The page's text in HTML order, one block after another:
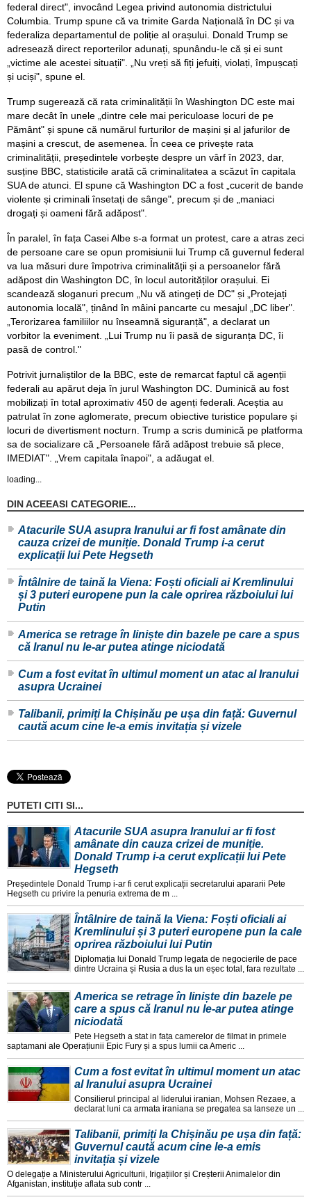
federal direct", invocând Legea privind autonomia districtului
Columbia. Trump spune că va trimite Garda Națională în DC și va
federaliza departamentul de poliție al orașului. Donald Trump se
adresează direct reporterilor adunați, spunându-le că și ei sunt
„victime ale acestei situații". „Nu vreți să fiți jefuiți, violați, împușcați
și uciși", spune el.
Trump sugerează că rata criminalității în Washington DC este mai
mare decât în unele „dintre cele mai periculoase locuri de pe
Pământ" și spune că numărul furturilor de mașini și al jafurilor de
mașini a crescut, de asemenea. În ceea ce privește rata
criminalității, președintele vorbește despre un vârf în 2023, dar,
susține BBC, statisticile arată că criminalitatea a scăzut în capitala
SUA de atunci. El spune că Washington DC a fost „cucerit de bande
violente și criminali însetați de sânge", precum și de „maniaci
drogați și oameni fără adăpost".
În paralel, în fața Casei Albe s-a format un protest, care a atras zeci
de persoane care se opun promisiunii lui Trump că guvernul federal
va lua măsuri dure împotriva criminalității și a persoanelor fără
adăpost din Washington DC, în locul autorităților orașului. Ei
scandează sloganuri precum „Nu vă atingeți de DC" și „Protejați
autonomia locală", ținând în mâini pancarte cu mesajul „DC liber".
„Terorizarea familiilor nu înseamnă siguranță", a declarat un
vorbitor la eveniment. „Lui Trump nu îi pasă de siguranța DC, îi
pasă de control."
Potrivit jurnaliștilor de la BBC, este de remarcat faptul că agenții
federali au apărut deja în jurul Washington DC. Duminică au fost
mobilizați în total aproximativ 450 de agenți federali. Aceștia au
patrulat în zone aglomerate, precum obiective turistice populare și
locuri de divertisment nocturn. Trump a scris duminică pe platforma
sa de socializare că „Persoanele fără adăpost trebuie să plece,
IMEDIAT". „Vrem capitala înapoi", a adăugat el.
loading...
DIN ACEEASI CATEGORIE...
Atacurile SUA asupra Iranului ar fi fost amânate din
cauza crizei de muniție. Donald Trump i-a cerut
explicații lui Pete Hegseth
Întâlnire de taină la Viena: Foști oficiali ai Kremlinului
și 3 puteri europene pun la cale oprirea războiului lui
Putin
America se retrage în liniște din bazele pe care a spus
că Iranul nu le-ar putea atinge niciodată
Cum a fost evitat în ultimul moment un atac al Iranului
asupra Ucrainei
Talibanii, primiți la Chișinău pe ușa din față: Guvernul
caută acum cine le-a emis invitația și vizele
PUTETI CITI SI...
Atacurile SUA asupra Iranului ar fi fost
amânate din cauza crizei de muniție.
Donald Trump i-a cerut explicații lui Pete
Hegseth
Președintele Donald Trump i-ar fi cerut explicații secretarului apararii Pete
Hegseth cu privire la penuria extrema de m ...
Întâlnire de taină la Viena: Foști oficiali ai
Kremlinului și 3 puteri europene pun la cale
oprirea războiului lui Putin
Diplomația lui Donald Trump legata de negocierile de pace
dintre Ucraina și Rusia a dus la un eșec total, fara rezultate ...
America se retrage în liniște din bazele pe
care a spus că Iranul nu le-ar putea atinge
niciodată
Pete Hegseth a stat in fața camerelor de filmat in primele
saptamani ale Operațiunii Epic Fury și a spus lumii ca Americ ...
Cum a fost evitat în ultimul moment un atac
al Iranului asupra Ucrainei
Consilierul principal al liderului iranian, Mohsen Rezaee, a
declarat luni ca armata iraniana se pregatea sa lanseze un ...
Talibanii, primiți la Chișinău pe ușa din față:
Guvernul caută acum cine le-a emis
invitația și vizele
O delegație a Ministerului Agriculturii, Irigațiilor și Creșterii Animalelor din
Afganistan, instituție aflata sub contr ...